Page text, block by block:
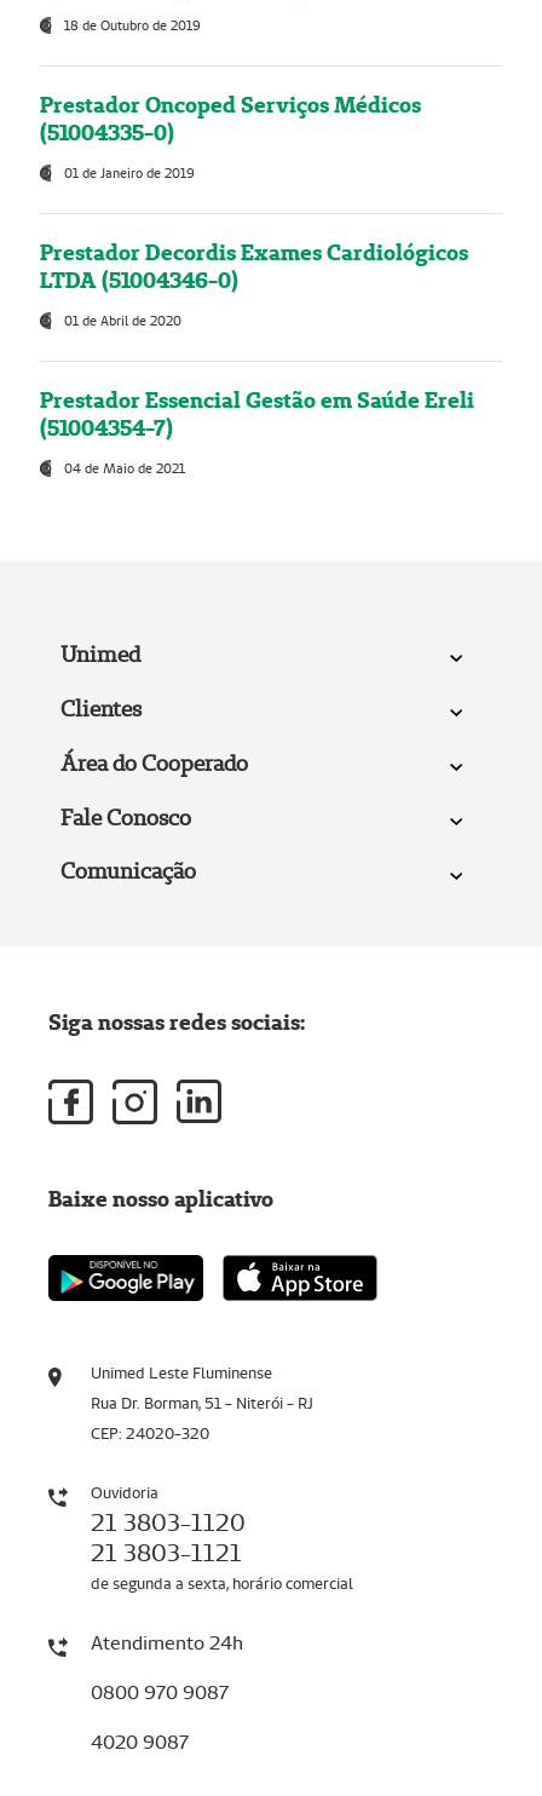
18 de Outubro de 2019
Prestador Oncoped Serviços Médicos
(51004335-0)
01 de Janeiro de 2019
Prestador Decordis Exames Cardiológicos
LTDA (51004346-0)
01 de Abril de 2020
Prestador Essencial Gestão em Saúde Ereli
(51004354-7)
04 de Maio de 2021
Unimed
Clientes
Área do Cooperado
Fale Conosco
Comunicação
Unimed Leste Fluminense
Rua Dr. Borman, 51 - Niterói - RJ
CEP: 24020-320
Ouvidoria
21 3803-1120
21 3803-1121
de segunda a sexta, horário comercial
Atendimento 24h
0800 970 9087
4020 9087
Siga nossas redes sociais:
Baixe nosso aplicativo